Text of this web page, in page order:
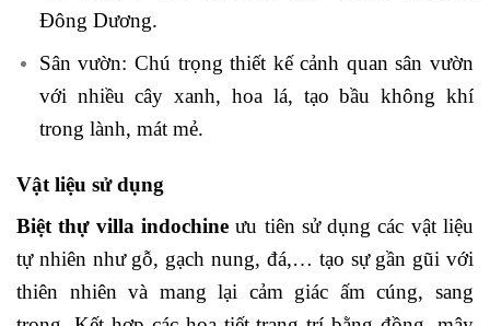
Đông Dương.
Sân vườn: Chú trọng thiết kế cảnh quan sân vườn
với nhiều cây xanh, hoa lá, tạo bầu không khí
trong lành, mát mẻ.
Vật liệu sử dụng
Biệt thự villa indochineưu tiên sử dụng các vật liệu
tự nhiên như gỗ, gạch nung, đá,… tạo sự gần gũi với
thiên nhiên và mang lại cảm giác ấm cúng, sang